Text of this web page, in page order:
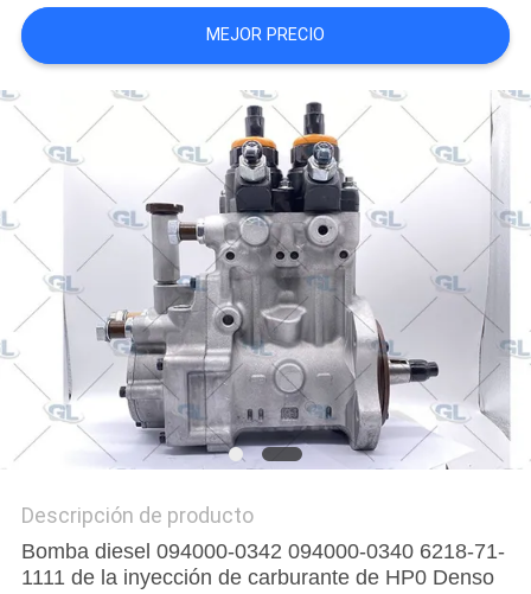
UNA
CITA
MAPA
DEL
SITIO
POLÍTICA
DE
PRIVACIDAD
MEJOR PRECIO
Descripción de producto
Bomba diesel 094000-0342 094000-0340 6218-71-
1111 de la inyección de carburante de HP0 Denso